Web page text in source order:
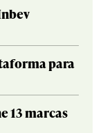
para
13 marcas